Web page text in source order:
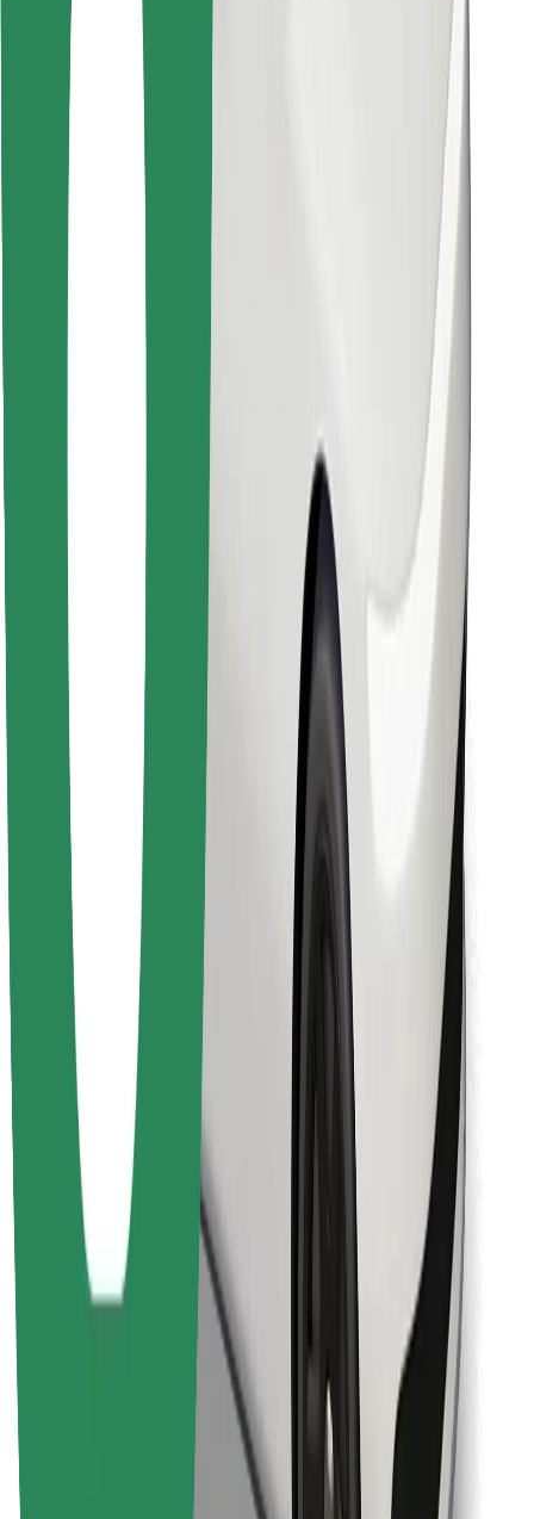
Lejupielādē Bolt Food lietotni